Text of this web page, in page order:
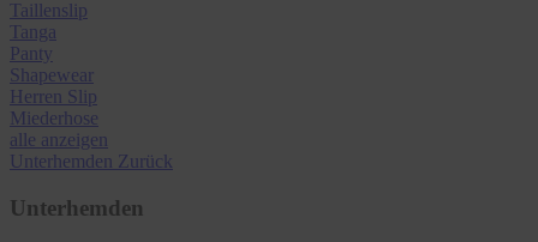
Taillenslip
Tanga
Panty
Shapewear
Herren Slip
Miederhose
alle anzeigen
Unterhemden Zurück
Unterhemden